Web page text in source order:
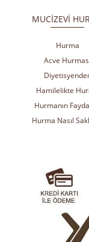
MUCİZEVİ
Hurma
Acve
Hamilelikte
Hurmanın
Hurma Nasıl